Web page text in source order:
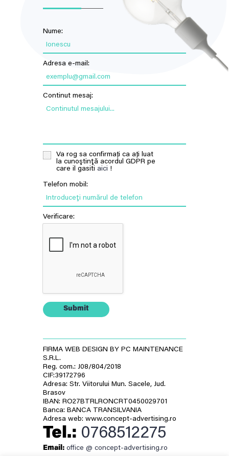
Nume:
Ionescu
Adresa e-mail:
exemplu@gmail.com
Submit
Continut mesaj:
Continutul mesajului...
Verificare:
Va rog sa confirmați ca ați luat
la cunoştinţă acordul GDPR pe
care il gasiti aici !
Telefon mobil:
Introduceţi numărul de telefon
FIRMA WEB DESIGN BY PC MAINTENANCE
S.R.L.
Reg. com.: J08/804/2018
CIF:39172796
Adresa: Str. Viitorului Mun. Sacele, Jud.
Brasov
IBAN: RO27BTRLRONCRT0450029701
Banca: BANCA TRANSILVANIA
Adresa web: www.concept-advertising.ro
Tel.: 0768512275
Email: office @ concept-advertising.ro